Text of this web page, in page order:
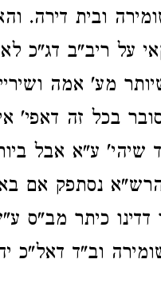
ובית דירה.
על ריב"ב דג"כ לא
מע' אמה
בכל זה דאפי'
שיהי' ע"א אבל
נסתפק אם
כיתר מב"ס
וב"ד דאל"כ